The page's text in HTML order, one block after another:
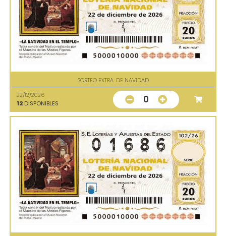
SORTEO EXTRA. DE NAVIDAD
22/12/2026
12 DISPONIBLES 0